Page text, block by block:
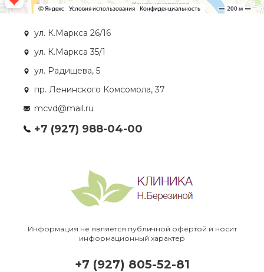
ул. К.Маркса 26/16
ул. К.Маркса 35/1
ул. Радищева, 5
пр. Ленинского Комсомола, 37
mcvd@mail.ru
+7 (927) 988-04-00
Информация не является публичной офертой и носит
информационный характер
+7 (927) 805-52-81